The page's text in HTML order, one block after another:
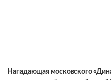
Нападающая московского